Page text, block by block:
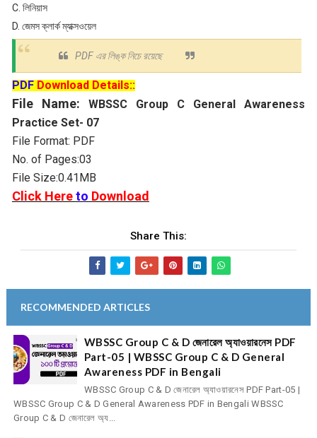
C. লিনিয়াস
D. জেমস ক্লার্ক ম্যাক্সওয়েল
PDF এর লিঙ্ক নিচে রয়েছে
PDFDownload Details::
File Name: WBSSC Group C General Awareness
Practice Set- 07
File Format: PDF
No. of Pages:03
File Size:0.41MB
Click Hereto Download
Share This:
RECOMMENDED ARTICLES
WBSSC Group C & D জেনারেল অ্যাওয়ারনেস PDF
Part-05 | WBSSC Group C & D General
Awareness PDF in Bengali
WBSSC Group C & D জেনারেল অ্যাওয়ারনেস PDF Part-05 |
WBSSC Group C & D General Awareness PDF in Bengali WBSSC
Group C & D জেনারেল অ্য...